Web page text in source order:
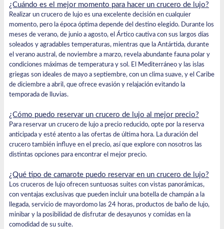
¿Cuándo es el mejor momento para hacer un crucero de lujo?
Realizar un crucero de lujo es una excelente decisión en cualquier
momento, pero la época óptima depende del destino elegido. Durante los
meses de verano, de junio a agosto, el Ártico cautiva con sus largos días
soleados y agradables temperaturas, mientras que la Antártida, durante
el verano austral, de noviembre a marzo, revela abundante fauna polar y
condiciones máximas de temperatura y sol. El Mediterráneo y las islas
griegas son ideales de mayo a septiembre, con un clima suave, y el Caribe
de diciembre a abril, que ofrece evasión y relajación evitando la
temporada de lluvias.
¿Cómo puedo reservar un crucero de lujo al mejor precio?
Para reservar un crucero de lujo a precio reducido, opte por la reserva
anticipada y esté atento a las ofertas de última hora. La duración del
crucero también influye en el precio, así que explore con nosotros las
distintas opciones para encontrar el mejor precio.
¿Qué tipo de camarote puedo reservar en un crucero de lujo?
Los cruceros de lujo ofrecen suntuosas suites con vistas panorámicas,
con ventajas exclusivas que pueden incluir una botella de champán a la
llegada, servicio de mayordomo las 24 horas, productos de baño de lujo,
minibar y la posibilidad de disfrutar de desayunos y comidas en la
comodidad de su suite.